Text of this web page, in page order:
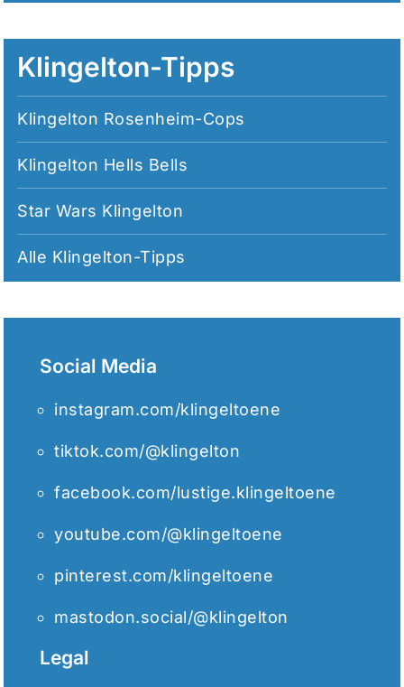
Klingelton-Tipps
Klingelton Rosenheim-Cops
Klingelton Hells Bells
Star Wars Klingelton
Alle Klingelton-Tipps
Social Media
instagram.com/klingeltoene
tiktok.com/@klingelton
facebook.com/lustige.klingeltoene
youtube.com/@klingeltoene
pinterest.com/klingeltoene
mastodon.social/@klingelton
Legal